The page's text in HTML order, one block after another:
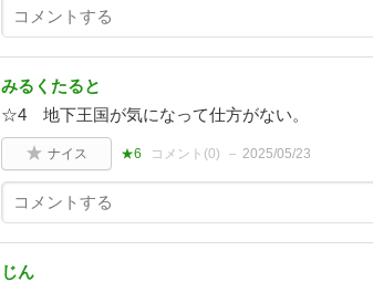
みるくたると
☆4 地下王国が気になって仕方がない。
ナイス ★6 コメント(0) 2025/05/23
じん